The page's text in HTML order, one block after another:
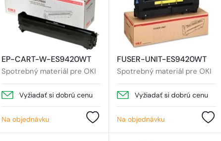
EP-CART-W-ES9420WT
Spotrebný materiál pre OKI
Vyžiadať si dobrú cenu
Na objednávku
FUSER-UNIT-ES9420WT
Spotrebný materiál pre OKI
Vyžiadať si dobrú cenu
Na objednávku